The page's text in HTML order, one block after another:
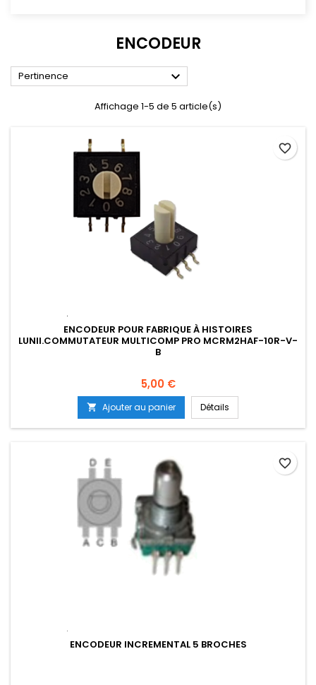
ENCODEUR
Pertinence 
Affichage 1-5 de 5 article(s)
ENCODEUR POUR FABRIQUE À HISTOIRES
LUNII.COMMUTATEUR MULTICOMP PRO MCRM2HAF-10R-V-
B
Prix
5,00 €
 Ajouter au panier Détails
favorite_border
ENCODEUR INCREMENTAL 5 BROCHES
favorite_border